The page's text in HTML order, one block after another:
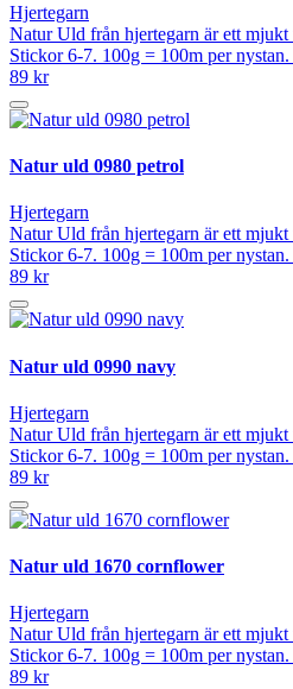
Hjertegarn
Natur Uld från hjertegarn är ett
Stickor 6-7. 100g = 100m per
89 kr
Natur uld 0980 petrol
Hjertegarn
Natur Uld från hjertegarn är ett
Stickor 6-7. 100g = 100m per
89 kr
Natur uld 0990 navy
Hjertegarn
Natur Uld från hjertegarn är ett
Stickor 6-7. 100g = 100m per
89 kr
Natur uld 1670 cornflower
Hjertegarn
Natur Uld från hjertegarn är ett
Stickor 6-7. 100g = 100m per
89 kr